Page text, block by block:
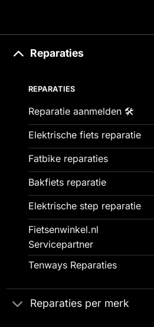
Reparaties
REPARATIES
Reparatie aanmelden 🛠️
Elektrische fiets reparatie
Fatbike reparaties
Bakfiets reparatie
Elektrische step reparatie
Fietsenwinkel.nl
Servicepartner
Tenways Reparaties
Reparaties per merk